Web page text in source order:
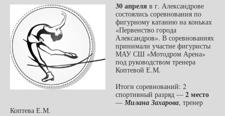
30 апреля в г. Александрове
состоялись соревнования по
фигурному катанию на коньках
«Первенство города
Александров». В соревнованиях
принимали участие фигуристы
МАУ СШ «Мотодром Арена»
под руководством тренера
Коптевой Е.М.
Итоги соревнований: 2
спортивный разряд — 2 место
— Милана Захарова, тренер
Коптева Е.М.